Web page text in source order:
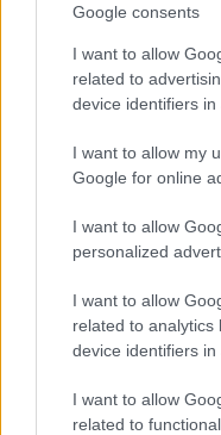
Google consents
I want to allow
related to
device identifiers in
I want to allow my
Google for online
I want to allow
personalized
I want to allow
related to analytics
device identifiers in
I want to allow
related to
Uomini E Donne
Maste S.r.l.
Chi siamo
Collabora con noi
Contatti
Privacy Policy